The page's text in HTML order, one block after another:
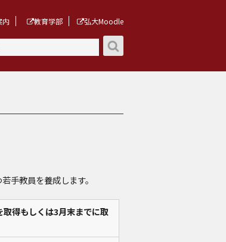
内 教育学部 弘大Moodle
手教員を養成します。
得もしくは3月末までに取